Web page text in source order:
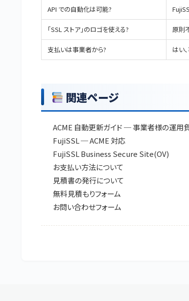
API での自動化は可能?
「SSL ストア」のロゴを使える? 原則
支払いは事業者から? はい
関連ページ
ACME 自動更新ガイド─ 事業者様の運用
FujiSSL ─ ACME 対応
FujiSSL Business Secure Site(OV)
お支払い方法について
見積書の発行について
無料見積もりフォーム
お問い合わせフォーム